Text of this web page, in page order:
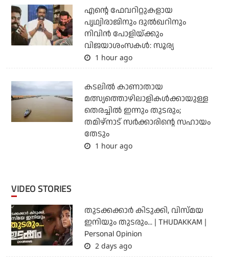
എന്റെ ഫേവറിറ്റുകളായ
പൃഥ്വിരാജിനും ദുല്‍ഖറിനും
നിവിന്‍ പോളിയ്ക്കും
വിജയാശംസകള്‍: സൂര്യ
1 hour ago
കടലില്‍ കാണാതായ
മത്സ്യത്തൊഴിലാളികള്‍ക്കായുള്ള
തെരച്ചില്‍ ഇന്നും തുടരും;
തമിഴ്‌നാട് സര്‍ക്കാരിന്റെ സഹായം
തേടും
1 hour ago
VIDEO STORIES
തുടക്കക്കാര്‍ കിടുക്കി, വിസ്മയ
ഇനിയും തുടരും... | THUDAKKAM |
Personal Opinion
2 days ago